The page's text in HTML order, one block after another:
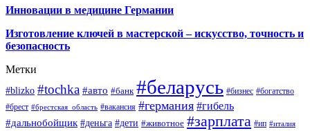
Инновации в медицине Германии
Изготовление ключей в мастерской – искусство, точность и
безопасность
Метки
#blizko #tochka #авто #банк #беларусь #бизнес #богатство
#брест #брестская_область #вакансия #германия #гибель
#дальнобойщик #деньга #дети #животное #зарплата #ип #италия